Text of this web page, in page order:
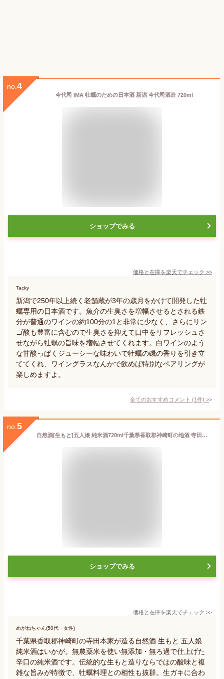
no. 4
今代司 IMA 牡蠣のための日本酒 新潟 今代司酒造 720ml
ショップでみる
価格と在庫を楽天でチェック >>
Tacky
新潟で250年以上続く老舗蔵が3年の歳月をかけて開発した牡
蠣専用の日本酒です。魚介の生臭さを増幅させるとされる鉄
分が普通のワインの約100分の1と非常に少なく、さらにリン
ゴ酸も豊富に含むので生臭さを抑えて口中をリフレッシュさ
せながら牡蠣の旨味を増幅させてくれます。白ワインのよう
な甘酸っぱくジューシーな味わいで牡蠣の磯の香りを引き立
ててくれ、ワイングラスなんかで飲めば特別なペアリングが
楽しめますよ。
全てのおすすめコメント (1件) >
no. 5
自然酒[生もと]五人娘 純米酒720ml千葉県香取郡神崎町の地酒 寺田本家 辛口 無添加純米造り 無農薬米使用 自然酒 無ろ過 お礼の品 千葉県産 退職祝い おしゃれギフト 人気 御歳暮 お歳暮 クリスマス 冬ギフト
ショップでみる
価格と在庫を楽天でチェック >>
めがねちゃん(50代・女性)
千葉県香取郡神崎町の寺田本家が造る自然酒 生もと 五人娘
純米酒はいかが。無農薬米を使い無添加・無ろ過で仕上げた
辛口の純米酒です。伝統的な生もと造りならではの酸味と複
雑な旨みが特徴で、牡蠣料理との相性も抜群。生ガキに合わ